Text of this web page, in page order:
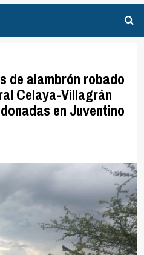
de alambrón robado
Celaya-Villagrán
en Juventino